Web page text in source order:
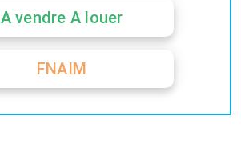
A vendre A louer
FNAIM